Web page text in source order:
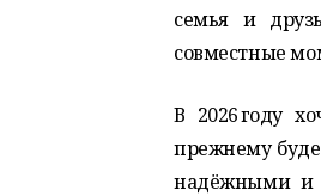
семья и
совместные
В 2026 году
прежнему
надёжными и